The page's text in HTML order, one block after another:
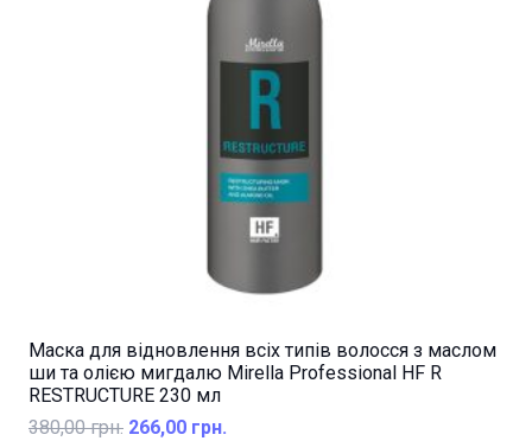
Маска для відновлення всіх типів волосся з маслом
ши та олією мигдалю Mirella Professional HF R
RESTRUCTURE 230 мл
380,00грн. Оригінальна
266,00 грн.